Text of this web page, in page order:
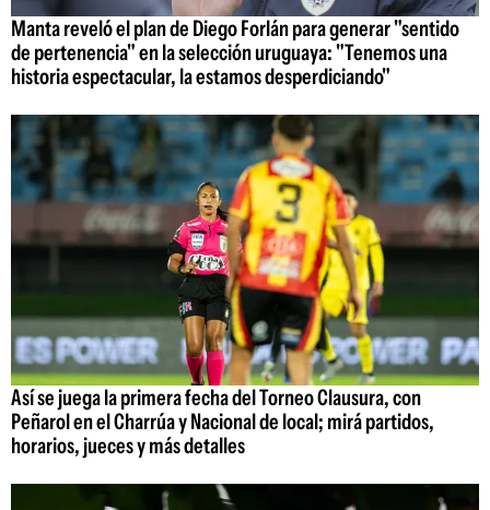
Manta reveló el plan de Diego Forlán para generar "sentido
de pertenencia" en la selección uruguaya: "Tenemos una
historia espectacular, la estamos desperdiciando"
Así se juega la primera fecha del Torneo Clausura, con
Peñarol en el Charrúa y Nacional de local; mirá partidos,
horarios, jueces y más detalles